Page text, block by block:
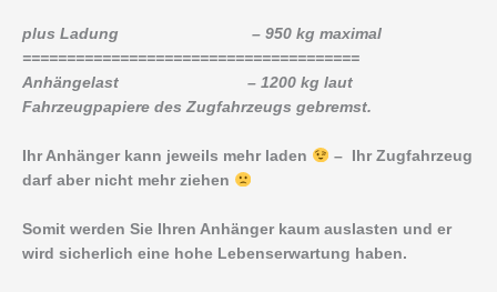
plus Ladung – 950 kg maximal
======================================
Anhängelast – 1200 kg laut
Fahrzeugpapiere des Zugfahrzeugs gebremst.
Ihr Anhänger kann jeweils mehr laden
– Ihr Zugfahrzeug
darf aber nicht mehr ziehen
Somit werden Sie Ihren Anhänger kaum auslasten und er
wird sicherlich eine hohe Lebenserwartung haben.